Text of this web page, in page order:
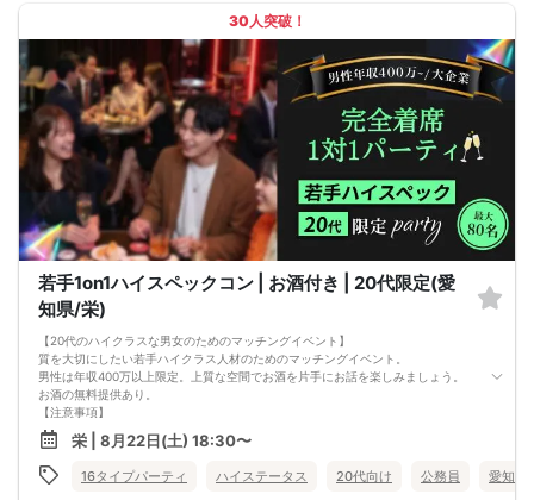
アルコール/ソフトドリンク付き
30人突破！
若手1on1ハイスペックコン | お酒付き | 20代限定(愛
知県/栄)
【20代のハイクラスな男女のためのマッチングイベント】
質を大切にしたい若手ハイクラス人材のためのマッチングイベント。
男性は年収400万以上限定。上質な空間でお酒を片手にお話を楽しみましょう。
お酒の無料提供あり。
【注意事項】
■当日の持ち物
・公的身分証明書 ※ご提示いただけない方はご参加いただけません
■留意事項
・最善を尽くしておりますが、やむを得ない事情（ご予約者様の当日キャンセル
栄 | 8月22日(土) 18:30〜
16タイプパーティ ハイステータス 20代向け 公務員 愛知県